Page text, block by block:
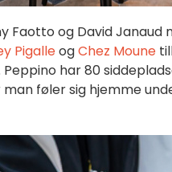
Faotto og David
PigalleogChez Moune
har 80
føler sig hjemme